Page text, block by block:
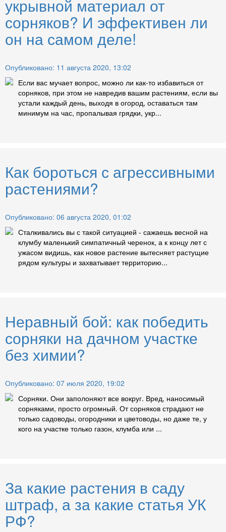
укрывной материал от
сорняков? И эффективен ли
он на самом деле!
Опубликовано: 11 августа 2020, 13:02
Если вас мучает вопрос, можно ли как-то избавиться от
сорняков, при этом не навредив вашим растениям, если вы
устали каждый день, выходя в огород, оставаться там
минимум на час, пропалывая грядки, укр...
Как бороться с агрессивными
растениями?
Опубликовано: 06 августа 2020, 01:02
Сталкивались вы с такой ситуацией - сажаешь весной на
клумбу маленький симпатичный черенок, а к концу лет с
ужасом видишь, как новое растение вытесняет растущие
рядом культуры и захватывает территорию...
Неравный бой: как победить
сорняки на дачном участке
без химии?
Опубликовано: 07 июля 2020, 19:02
Сорняки. Они заполоняют все вокруг. Вред, наносимый
сорняками, просто огромный. От сорняков страдают не
только садоводы, огородники и цветоводы, но даже те, у
кого на участке только газон, клумба или ...
За какие растения в саду
штраф, а за какие статья УК
РФ?